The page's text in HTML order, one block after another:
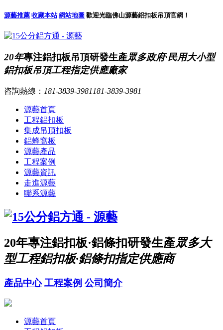
源藝推薦 收藏本站 網站地圖 歡迎光臨佛山源藝鋁扣板吊頂官網！
20年專注鋁扣板吊頂研發生產眾多政府·民用大小型
鋁扣板吊頂工程指定供應廠家
咨詢熱線： 181-3839-3981 181-3839-3981
源藝首頁
工程鋁扣板
集成吊頂扣板
鋁蜂窩板
源藝產品
工程案例
源藝資訊
走進源藝
聯系源藝
20年專注鋁扣板·鋁條扣研發生產眾多大
型工程鋁扣板·鋁條扣指定供應商
產品中心 工程案例 公司簡介
源藝首頁